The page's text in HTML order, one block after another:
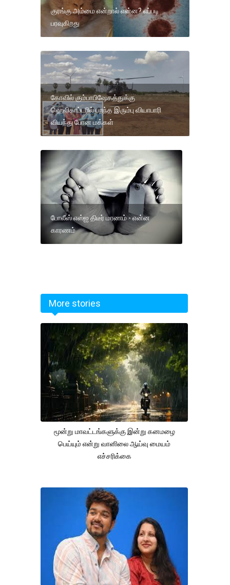
குரங்கு அம்மை என்றால் என்ன? எப்படி
பரவுகிறது
கோவில் கும்பாபிஷேகத்துக்கு
ஹெலிகாப்டரில் பறந்த இரும்பு வியாபாரி
வியந்து போன மக்கள்
போலீஸ் எஸ்ஐ திடீர் மரணம் - என்ன
காரணம்
More stories
மூன்று மாவட்டங்களுக்கு இன்று கனமழை
பெய்யும் என்று வானிலை ஆய்வு மையம்
எச்சரிக்கை